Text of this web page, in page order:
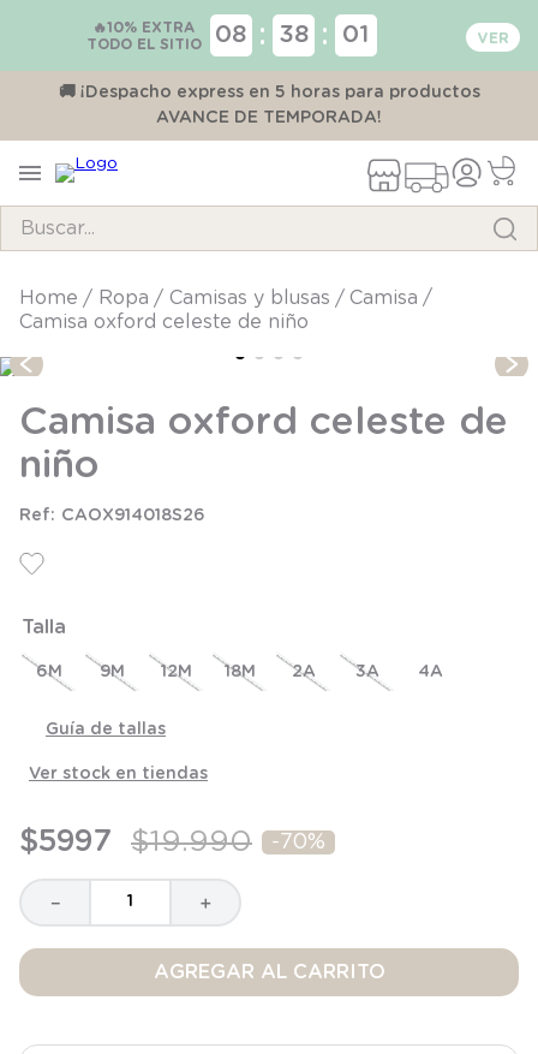
🔥10% EXTRA
TODO EL SITIO
08 : 38 : 01
🚚 ¡Despacho express en 5 horas para productos
AVANCE DE TEMPORADA!
ropa camisas y blusas
camisa
Camisa oxford celeste de niño
Camisa oxford celeste de
niño
CAOX914018S26
Talla
6M 9M 12M 18M 2A 3A 4A
Guía de tallas
Ver stock en tiendas
$5997 $19.990 - 70%
＋
－
AGREGAR AL CARRITO
TÉRMINOS MÁS BUSCADOS
3.
zapatillas
4 .
body
5
manta
8.
9.
saco